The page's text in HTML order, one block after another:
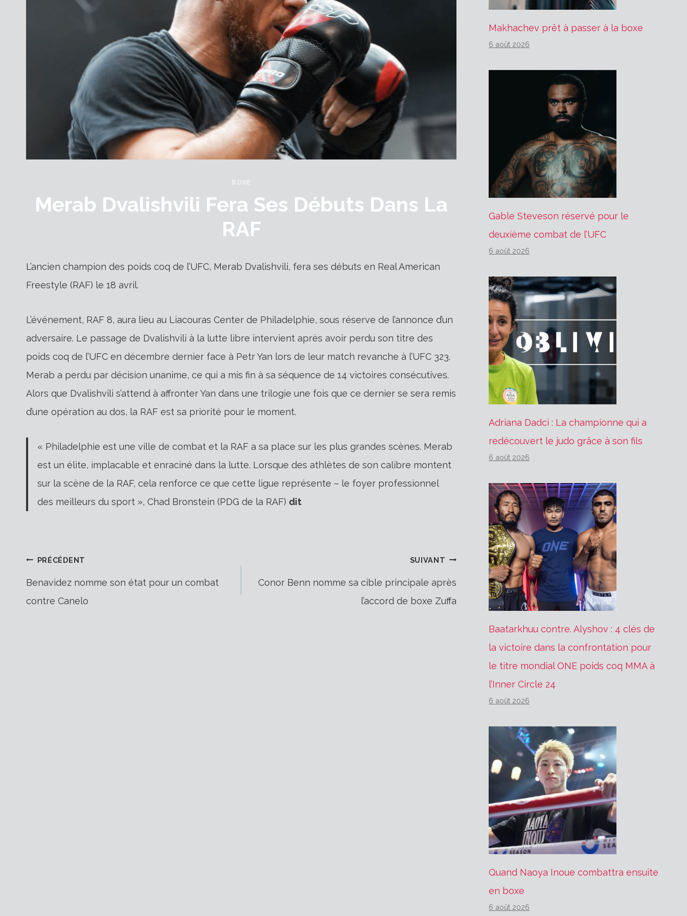
BOXE
Merab Dvalishvili Fera Ses Débuts Dans La
RAF
L’ancien champion des poids coq de l’UFC, Merab Dvalishvili, fera ses débuts en Real American
Freestyle (RAF) le 18 avril.
L’événement, RAF 8, aura lieu au Liacouras Center de Philadelphie, sous réserve de l’annonce d’un
adversaire. Le passage de Dvalishvili à la lutte libre intervient après avoir perdu son titre des
poids coq de l’UFC en décembre dernier face à Petr Yan lors de leur match revanche à l’UFC 323.
Merab a perdu par décision unanime, ce qui a mis fin à sa séquence de 14 victoires consécutives.
Alors que Dvalishvili s’attend à affronter Yan dans une trilogie une fois que ce dernier se sera remis
d’une opération au dos, la RAF est sa priorité pour le moment.
« Philadelphie est une ville de combat et la RAF a sa place sur les plus grandes scènes. Merab
est un élite, implacable et enraciné dans la lutte. Lorsque des athlètes de son calibre montent
sur la scène de la RAF, cela renforce ce que cette ligue représente – le foyer professionnel
des meilleurs du sport », Chad Bronstein (PDG de la RAF) dit
Navigation
PRÉCÉDENT
Benavidez nomme son état pour un combat
contre Canelo
SUIVANT
Conor Benn nomme sa cible principale après
l’accord de boxe Zuffa
Makhachev prêt à passer à la boxe
6 août 2026
Gable Steveson réservé pour le
deuxième combat de l’UFC
6 août 2026
Adriana Dadci : La championne qui a
redécouvert le judo grâce à son fils
6 août 2026
Baatarkhuu contre. Alyshov : 4 clés de
la victoire dans la confrontation pour
le titre mondial ONE poids coq MMA à
l’Inner Circle 24
6 août 2026
Quand Naoya Inoue combattra ensuite
en boxe
6 août 2026